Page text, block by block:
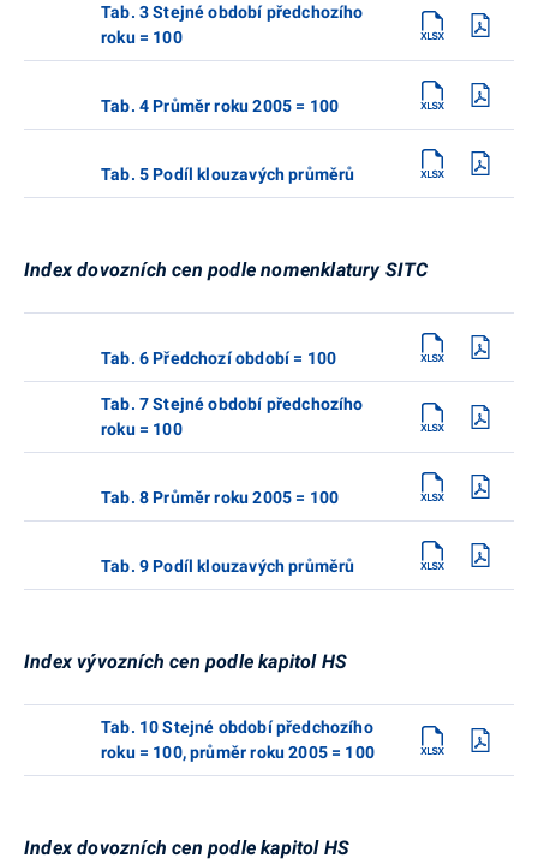
Tab. 3 Stejné období předchozího
roku = 100
Tab. 4 Průměr roku 2005 = 100
Tab. 5 Podíl klouzavých průměrů
Index dovozních cen podle nomenklatury SITC
Tab. 6 Předchozí období = 100
Tab. 7 Stejné období předchozího
roku = 100
Tab. 8 Průměr roku 2005 = 100
Tab. 9 Podíl klouzavých průměrů
Index vývozních cen podle kapitol HS
Tab. 10 Stejné období předchozího
roku = 100, průměr roku 2005 = 100
Index dovozních cen podle kapitol HS